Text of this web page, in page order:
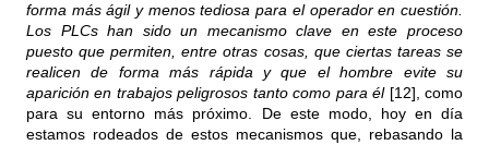
forma más ágil y menos tediosa para el operador en cuestión.
Los PLCs han sido un mecanismo clave en este proceso
puesto que permiten, entre otras cosas, que ciertas tareas se
realicen de forma más rápida y que el hombre evite su
aparición en trabajos peligrosos tanto como para él [12], como
para su entorno más próximo. De este modo, hoy en día
estamos rodeados de estos mecanismos que, rebasando la